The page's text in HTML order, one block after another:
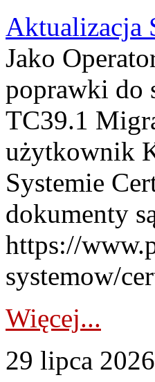
Aktualizacja
Jako
poprawki do
TC39.1
użytkownik
Systemie
dokumenty
https://
systemow/
Więcej...
29 lipca